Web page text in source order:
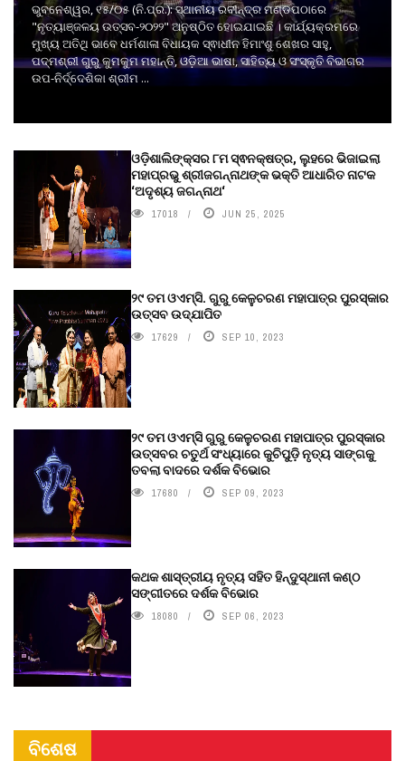
ଭୁବନେଶ୍ୱର, ୧୫/୦୫ (ନି.ପ୍ର.): ସ୍ଥାନୀୟ ରବୀନ୍ଦ୍ର ମଣ୍ଡପଠାରେ
"ନୃତ୍ୟାଞ୍ଜଳୟ ଉତ୍ସବ-୨୦୨୨" ଅନୁଷ୍ଠିତ ହୋଇଯାଇଛି । କାର୍ଯ୍ୟକ୍ରମରେ
ମୁଖ୍ୟ ଅତିଥି ଭାବେ ଧର୍ମଶାଳା ବିଧାୟକ ସ୍ଵାଧୀନ ହିମାଂଶୁ ଶେଖର ସାହୁ,
ପଦ୍ମଶ୍ରୀ ଗୁରୁ କୁମକୁମ ମହାନ୍ତି, ଓଡ଼ିଆ ଭାଷା, ସାହିତ୍ୟ ଓ ସଂସ୍କୃତି ବିଭାଗର
ଉପ-ନିର୍ଦ୍ଦେଶିକା ଶ୍ରୀମ ...
ଓଡ଼ିଶାଲିଙ୍କ୍ସର ୮ମ ସ୍ଵନକ୍ଷତ୍ର, ଲୁହରେ ଭିଜାଇଲା
ମହାପ୍ରଭୁ ଶ୍ରୀଜଗନ୍ନାଥଙ୍କ ଭକ୍ତି ଆଧାରିତ ନାଟକ
‘ଅଦୃଶ୍ୟ ଜଗନ୍ନାଥ‘
17018 JUN 25, 2025
୨୯ ତମ ଓଏମ୍‌ସି. ଗୁରୁ କେଳୁଚରଣ ମହାପାତ୍ର ପୁରସ୍କାର
ଉତ୍ସବ ଉଦ୍‍ଯାପିତ
17629 SEP 10, 2023
୨୯ ତମ ଓଏମ୍‌ସି ଗୁରୁ କେଳୁଚରଣ ମହାପାତ୍ର ପୁରସ୍କାର
ଉତ୍ସବର ଚତୁର୍ଥ ସଂଧ୍ୟାରେ କୁଚିପୁଡ଼ି ନୃତ୍ୟ ସାଙ୍ଗକୁ
ତବଲା ବାଦରେ ଦର୍ଶକ ବିଭୋର
17680 SEP 09, 2023
କଥକ ଶାସ୍ତ୍ରୀୟ ନୃତ୍ୟ ସହିତ ହିନ୍ଦୁସ୍ଥାନୀ କଣ୍ଠ
ସଙ୍ଗୀତରେ ଦର୍ଶକ ବିଭୋର
18080 SEP 06, 2023
ବିଶେଷ